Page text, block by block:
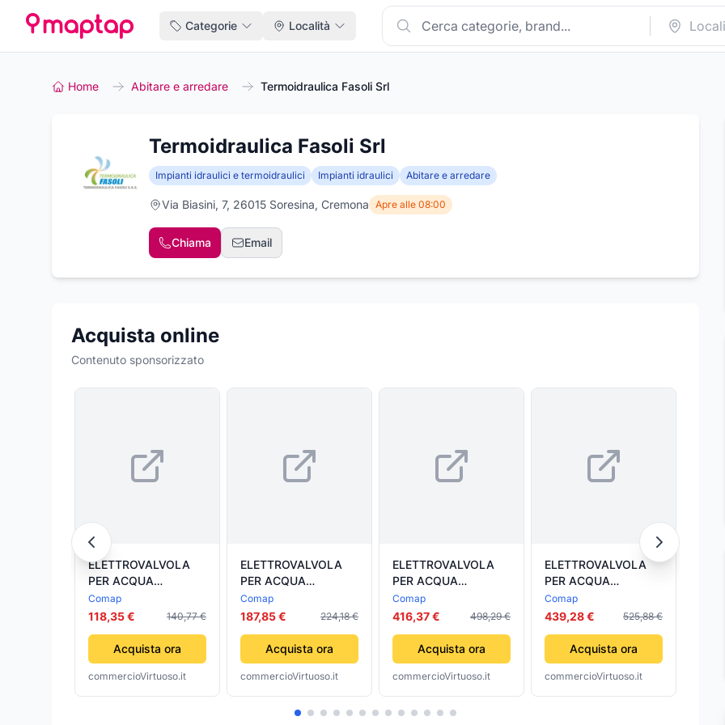
Categorie Località
Home Abitare e arredare Termoidraulica Fasoli Srl
Termoidraulica Fasoli Srl
Impianti idraulici e termoidraulici Impianti idraulici Abitare e arredare
Via Biasini, 7, 26015 Soresina, Cremona Apre alle 08:00
Chiama Email
Acquista online
Contenuto sponsorizzato
ELETTROVALVOLA
PER ACQUA
NORMALMENTE
CHIUSA MODELLO
ITALIA SRL
Comap
118,35 € 140,77 €
Acquista ora
commercioVirtuoso.it
ELETTROVALVOLA
PER ACQUA
NORMALMENTE
APERTA MODELLO
ITALIA SRL
Comap
187,85 € 224,18 €
Acquista ora
commercioVirtuoso.it
ELETTROVALVOLA
PER ACQUA
NORMALMENTE
CHIUSA MODELLO
ITALIA SRL
Comap
416,37 € 498,29 €
Acquista ora
commercioVirtuoso.it
ELETTROVALVOLA
PER ACQUA
NORMALMENTE
APERTA MODELLO
ITALIA SRL
Comap
439,28 € 525,88 €
Acquista ora
commercioVirtuoso.it